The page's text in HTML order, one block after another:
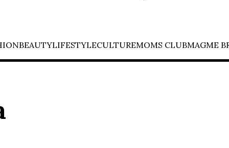
BEAUTYLIFESTYLECULTUREMOMS CLUBMAGME